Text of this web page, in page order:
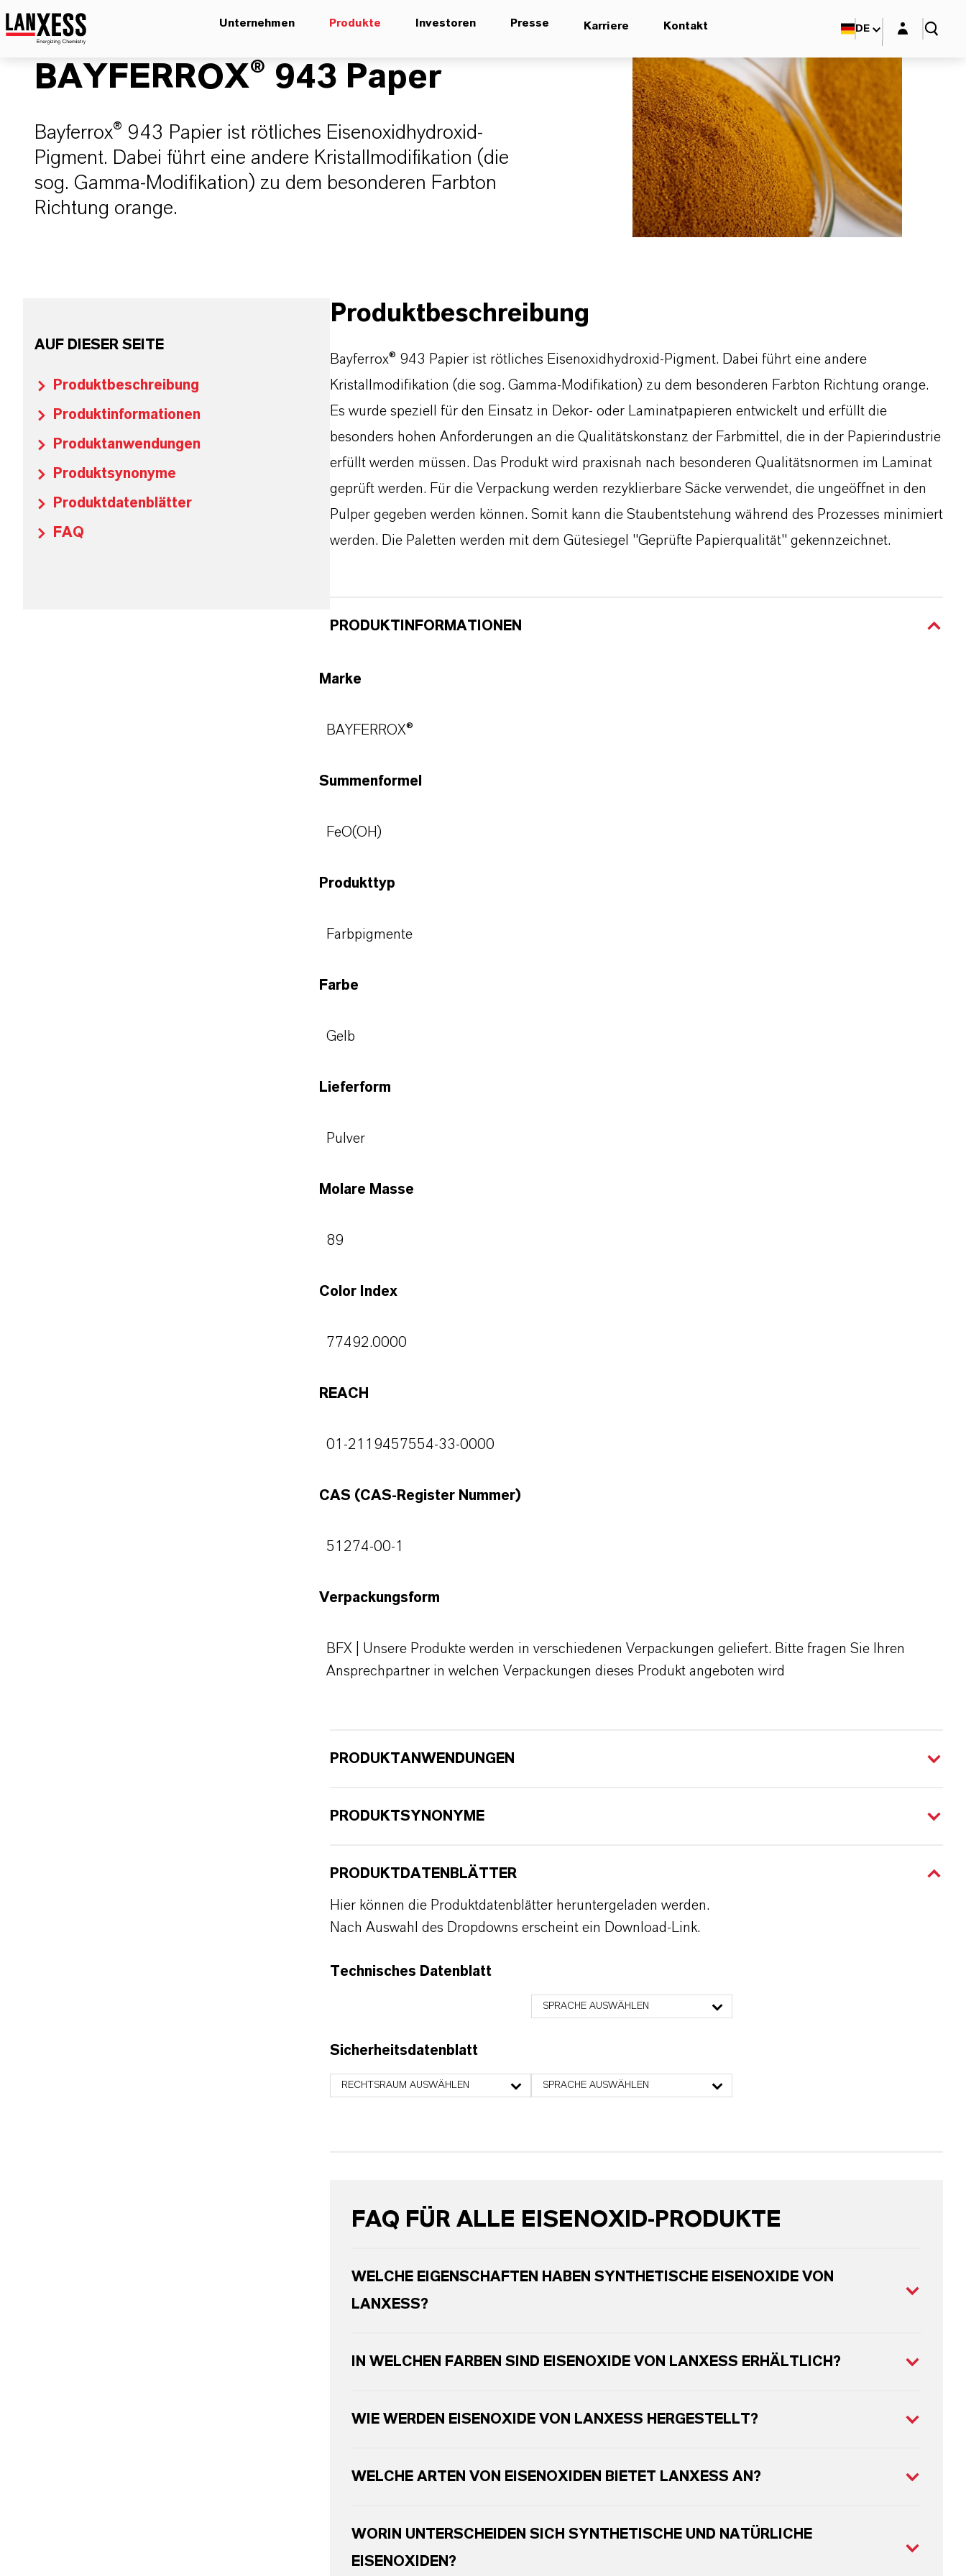
Unternehmen Produkte Investoren Presse Karriere Kontakt DE Login-Maske
BAYFERROX® 943 Paper
Bayferrox® 943 Papier ist rötliches Eisenoxidhydroxid-
Pigment. Dabei führt eine andere Kristallmodifikation (die
sog. Gamma-Modifikation) zu dem besonderen Farbton
Richtung orange.
AUF DIESER SEITE
Produktbeschreibung
Produktinformationen
Produktanwendungen
Produktsynonyme
Produktdatenblätter
FAQ
Produktbeschreibung
Bayferrox® 943 Papier ist rötliches Eisenoxidhydroxid-Pigment. Dabei führt eine andere
Kristallmodifikation (die sog. Gamma-Modifikation) zu dem besonderen Farbton Richtung orange.
Es wurde speziell für den Einsatz in Dekor- oder Laminatpapieren entwickelt und erfüllt die
besonders hohen Anforderungen an die Qualitätskonstanz der Farbmittel, die in der Papierindustrie
erfüllt werden müssen. Das Produkt wird praxisnah nach besonderen Qualitätsnormen im Laminat
geprüft werden. Für die Verpackung werden rezyklierbare Säcke verwendet, die ungeöffnet in den
Pulper gegeben werden können. Somit kann die Staubentstehung während des Prozesses minimiert
werden. Die Paletten werden mit dem Gütesiegel "Geprüfte Papierqualität" gekennzeichnet.
PRODUKTINFORMATIONEN
Marke
BAYFERROX®
Summenformel
FeO(OH)
Produkttyp
Farbpigmente
Farbe
Gelb
Lieferform
Pulver
Molare Masse
89
Color Index
77492.0000
REACH
01-2119457554-33-0000
CAS (CAS-Register Nummer)
51274-00-1
Verpackungsform
BFX | Unsere Produkte werden in verschiedenen Verpackungen geliefert. Bitte fragen Sie Ihren
Ansprechpartner in welchen Verpackungen dieses Produkt angeboten wird
PRODUKTANWENDUNGEN
PRODUKTSYNONYME
PRODUKTDATENBLÄTTER
Hier können die Produktdatenblätter heruntergeladen werden.
Nach Auswahl des Dropdowns erscheint ein Download-Link.
Technisches Datenblatt
SPRACHE AUSWÄHLEN
Sicherheitsdatenblatt
RECHTSRAUM AUSWÄHLEN SPRACHE AUSWÄHLEN
FAQ FÜR ALLE EISENOXID-PRODUKTE
WELCHE EIGENSCHAFTEN HABEN SYNTHETISCHE EISENOXIDE VON
LANXESS?
IN WELCHEN FARBEN SIND EISENOXIDE VON LANXESS ERHÄLTLICH?
WIE WERDEN EISENOXIDE VON LANXESS HERGESTELLT?
WELCHE ARTEN VON EISENOXIDEN BIETET LANXESS AN?
WORIN UNTERSCHEIDEN SICH SYNTHETISCHE UND NATÜRLICHE
EISENOXIDEN?